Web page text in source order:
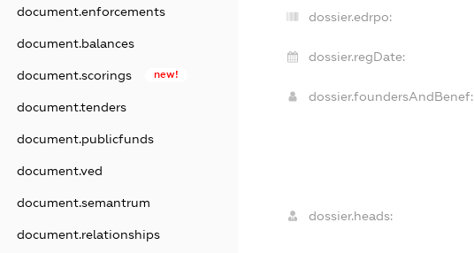
document.enforcements
document.balances
document.scorings new!
document.tenders
document.publicfunds
document.ved
document.semantrum
document.relationships
dossier.edrpo:
dossier.regDate:
dossier.foundersAndBenef:
dossier.heads: